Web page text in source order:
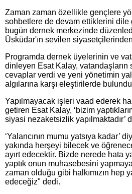
Zaman zaman özellikle gençlere
sohbetlere de devam ettiklerini dile
bugün dernek merkezinde
Üsküdar'ın sevilen
Programda dernek üyelerinin ve
dinleyen Esat Kalay, vatandaşların
cevaplar verdi ve yeni yönetimin
algılarına karşı eleştirilerde
Yapılmayacak işleri vaad ederek
getiren Esat Kalay, ‘bizim
siyasi nezaketsizlik yapılmaktadır’
‘Yalancının mumu yatsıya kadar’
yakında herşeyi bilecek ve
ayırt edecektir. Bizde nerede hata
yaptık onun muhasebesini
zaman olduğu gibi halkımızın hep
edeceğiz" dedi.